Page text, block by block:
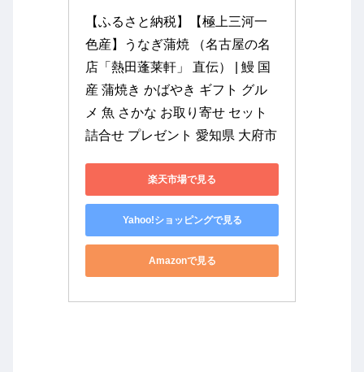
【ふるさと納税】【極上三河一
色産】うなぎ蒲焼 （名古屋の名
店「熱田蓬莱軒」 直伝） | 鰻 国
産 蒲焼き かばやき ギフト グル
メ 魚 さかな お取り寄せ セット
詰合せ プレゼント 愛知県 大府市
楽天市場で見る
Yahoo!ショッピングで見る
Amazonで見る